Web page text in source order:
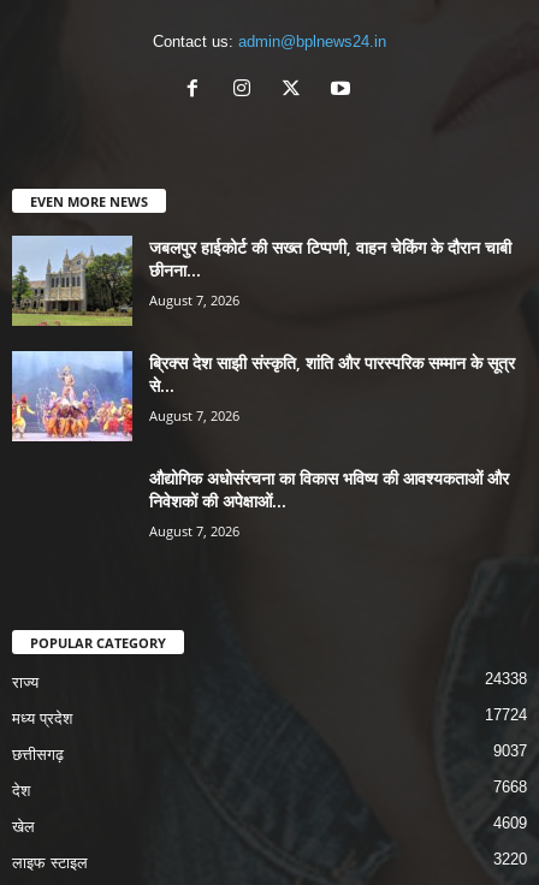
Contact us: admin@bplnews24.in
EVEN MORE NEWS
जबलपुर हाईकोर्ट की सख्त टिप्पणी, वाहन चेकिंग के दौरान चाबी
छीनना...
August 7, 2026
ब्रिक्स देश साझी संस्कृति, शांति और पारस्परिक सम्मान के सूत्र
से...
August 7, 2026
औद्योगिक अधोसंरचना का विकास भविष्य की आवश्यकताओं और
निवेशकों की अपेक्षाओं...
August 7, 2026
POPULAR CATEGORY
राज्य 24338
मध्य प्रदेश 17724
छत्तीसगढ़ 9037
देश 7668
खेल 4609
लाइफ स्टाइल 3220